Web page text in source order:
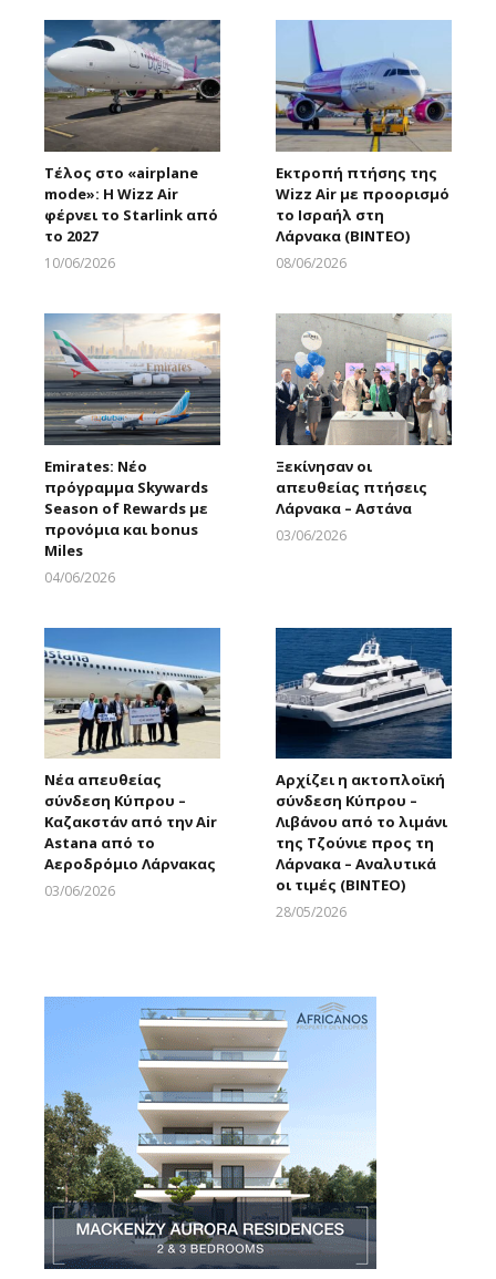
Τέλος στο «airplane
mode»: Η Wizz Air
φέρνει το Starlink από
το 2027
10/06/2026
Εκτροπή πτήσης της
Wizz Air με προορισμό
το Ισραήλ στη
Λάρνακα (ΒΙΝΤΕΟ)
08/06/2026
Emirates: Νέο
πρόγραμμα Skywards
Season of Rewards με
προνόμια και bonus
Miles
04/06/2026
Ξεκίνησαν οι
απευθείας πτήσεις
Λάρνακα – Αστάνα
03/06/2026
Νέα απευθείας
σύνδεση Κύπρου –
Καζακστάν από την Air
Astana από το
Αεροδρόμιο Λάρνακας
03/06/2026
Αρχίζει η ακτοπλοϊκή
σύνδεση Κύπρου –
Λιβάνου από το λιμάνι
της Τζούνιε προς τη
Λάρνακα – Αναλυτικά
οι τιμές (ΒΙΝΤΕΟ)
28/05/2026